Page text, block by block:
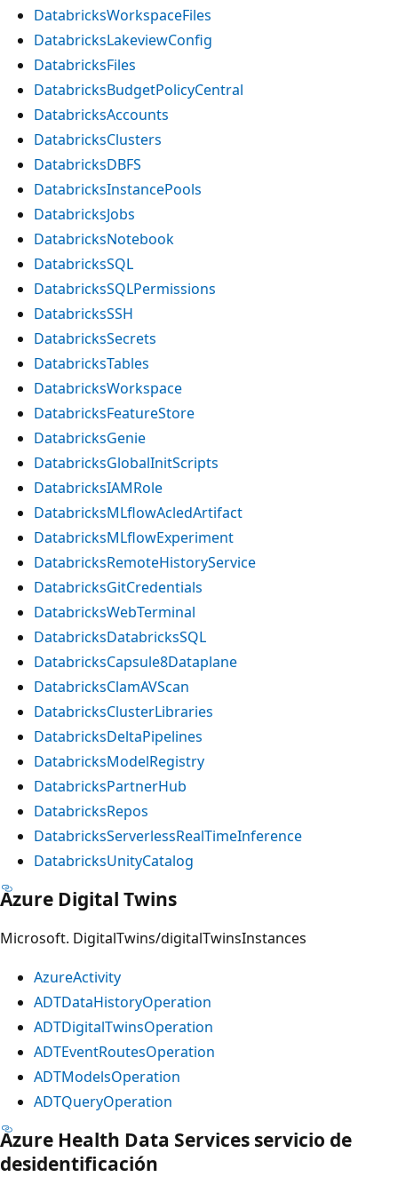
DatabricksWorkspaceFiles
DatabricksLakeviewConfig
DatabricksFiles
DatabricksBudgetPolicyCentral
DatabricksAccounts
DatabricksClusters
DatabricksDBFS
DatabricksInstancePools
DatabricksJobs
DatabricksNotebook
DatabricksSQL
DatabricksSQLPermissions
DatabricksSSH
DatabricksSecrets
DatabricksTables
DatabricksWorkspace
DatabricksFeatureStore
DatabricksGenie
DatabricksGlobalInitScripts
DatabricksIAMRole
DatabricksMLflowAcledArtifact
DatabricksMLflowExperiment
DatabricksRemoteHistoryService
DatabricksGitCredentials
DatabricksWebTerminal
DatabricksDatabricksSQL
DatabricksCapsule8Dataplane
DatabricksClamAVScan
DatabricksClusterLibraries
DatabricksDeltaPipelines
DatabricksModelRegistry
DatabricksPartnerHub
DatabricksRepos
DatabricksServerlessRealTimeInference
DatabricksUnityCatalog
Azure Digital Twins
Microsoft. DigitalTwins/digitalTwinsInstances
AzureActivity
ADTDataHistoryOperation
ADTDigitalTwinsOperation
ADTEventRoutesOperation
ADTModelsOperation
ADTQueryOperation
Azure Health Data Services servicio de
desidentificación